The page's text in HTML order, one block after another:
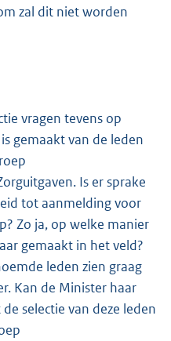
zal dit niet worden
vragen tevens op
gemaakt van de leden
Is er sprake
tot aanmelding voor
Zo ja, op welke manier
gemaakt in het veld?
leden zien graag
Kan de Minister haar
selectie van deze leden